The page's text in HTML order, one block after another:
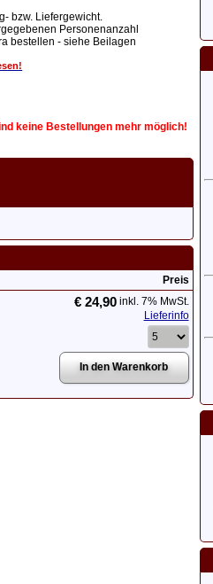
bzw. Liefergewicht.
Personenanzahl
bestellen - siehe Beilagen
keine Bestellungen mehr möglich!
Preis
€ 24,90inkl. 7% MwSt.
Lieferinfo